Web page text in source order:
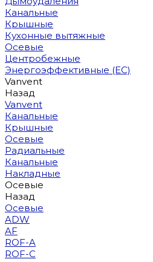
Канальные
Крышные
Кухонные вытяжные
Осевые
Центробежные
Энергоэффективные (EC)
Vanvent
Назад
Vanvent
Канальные
Крышные
Осевые
Радиальные
Канальные
Накладные
Осевые
Назад
Осевые
ADW
AF
ROF-A
ROF-C